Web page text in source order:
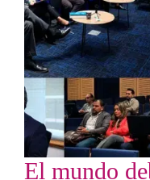
El mundo